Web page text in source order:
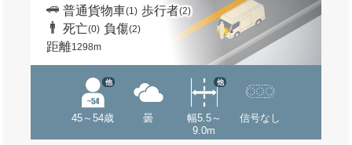
普通貨物車(1) 歩行者(2)
死亡(0) 負傷(2)
距離1298m
45～54歳
他
曇
幅5.5～
9.0m
他
信号なし